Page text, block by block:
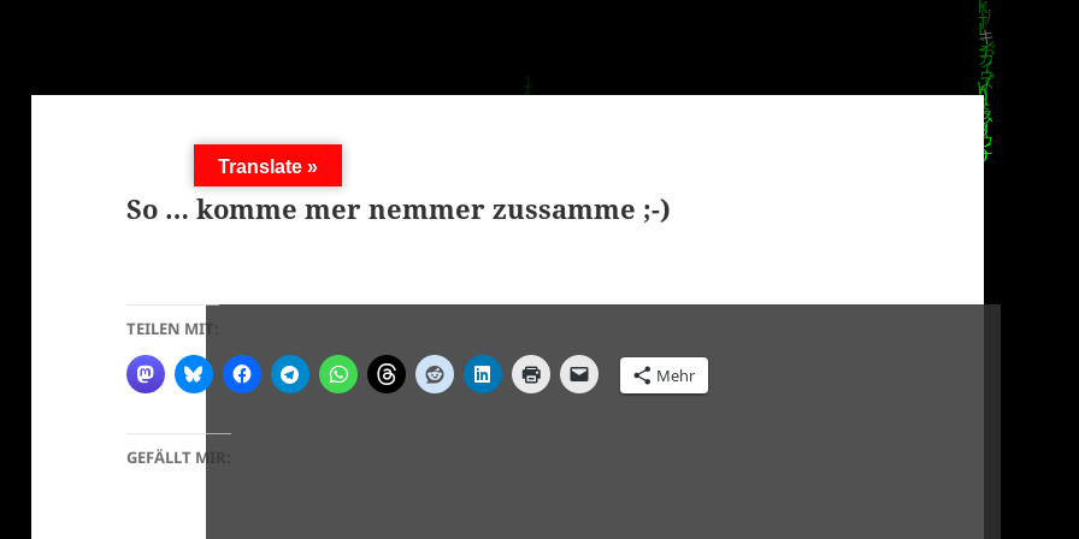
So … komme mer nemmer zussamme ;-)
TEILEN MIT:
Mehr
GEFÄLLT MIR:
Translate »